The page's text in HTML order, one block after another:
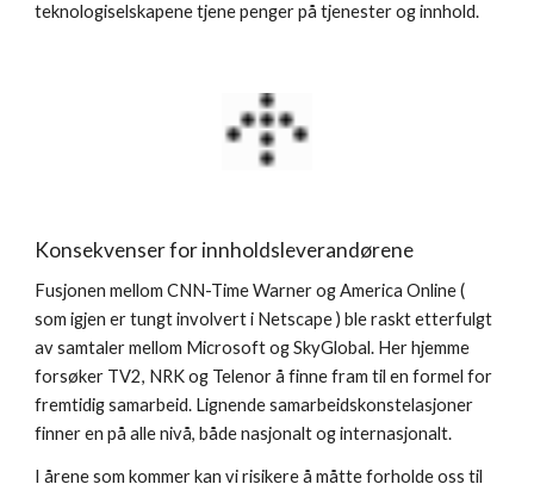
teknologiselskapene tjene penger på tjenester og innhold.
Konsekvenser for innholdsleverandørene
Fusjonen mellom CNN-Time Warner og America Online (
som igjen er tungt involvert i Netscape ) ble raskt etterfulgt
av samtaler mellom Microsoft og SkyGlobal. Her hjemme
forsøker TV2, NRK og Telenor å finne fram til en formel for
fremtidig samarbeid. Lignende samarbeidskonstelasjoner
finner en på alle nivå, både nasjonalt og internasjonalt.
I årene som kommer kan vi risikere å måtte forholde oss til